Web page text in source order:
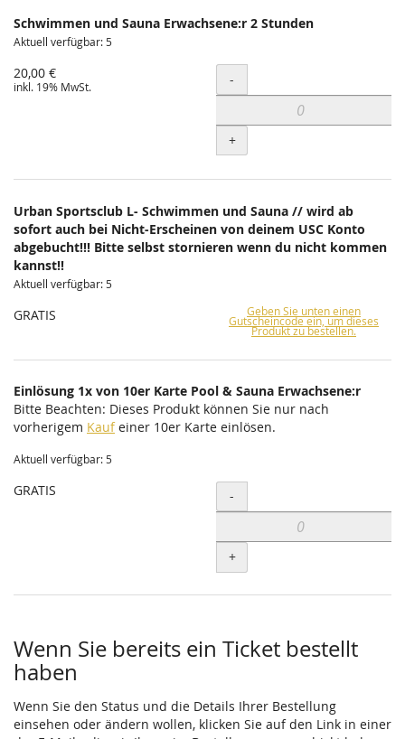
Schwimmen und Sauna Erwachsene:r 2 Stunden
Aktuell verfügbar: 5
20,00 €
inkl. 19% MwSt. Menge
-
+
Urban Sportsclub L- Schwimmen und Sauna // wird ab
sofort auch bei Nicht-Erscheinen von deinem USC Konto
abgebucht!!! Bitte selbst stornieren wenn du nicht kommen
kannst!!
Aktuell verfügbar: 5
GRATIS Geben Sie unten einen
Gutscheincode ein, um dieses
Produkt zu bestellen.
Einlösung 1x von 10er Karte Pool & Sauna Erwachsene:r
Bitte Beachten: Dieses Produkt können Sie nur nach
vorherigem Kaufeiner 10er Karte einlösen.
Aktuell verfügbar: 5
GRATIS Menge
-
+
Wenn Sie bereits ein Ticket bestellt
haben
Wenn Sie den Status und die Details Ihrer Bestellung
einsehen oder ändern wollen, klicken Sie auf den Link in einer